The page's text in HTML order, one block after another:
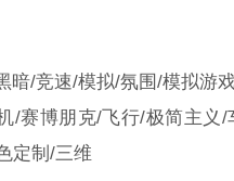
暗/竞速/模拟/氛围/模拟游
/赛博朋克/飞行/极简主义/
定制/三维